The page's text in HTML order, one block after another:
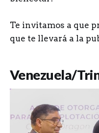
Te invitamos a que
que te llevará a la
Venezuela/